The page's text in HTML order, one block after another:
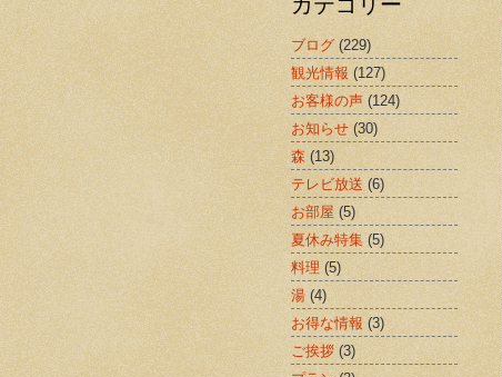
ブログ (229)
観光情報 (127)
お客様の声 (124)
お知らせ (30)
森 (13)
テレビ放送 (6)
お部屋 (5)
夏休み特集 (5)
料理 (5)
湯 (4)
お得な情報 (3)
ご挨拶 (3)